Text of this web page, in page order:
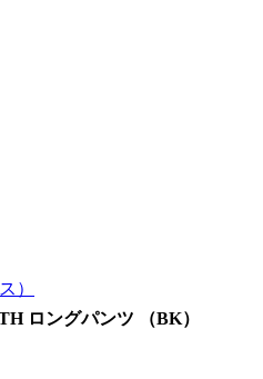
）
ロングパンツ （BK）